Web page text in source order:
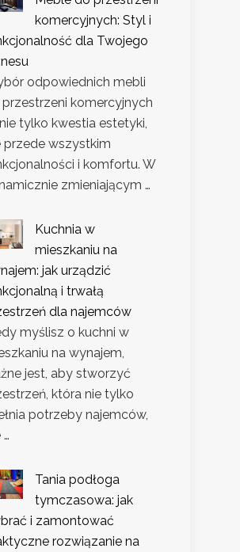
komercyjnych: Styl i
dla Twojego
odpowiednich mebli
komercyjnych
tylko kwestia estetyki,
przede wszystkim
i komfortu. W
zmieniającym …
Kuchnia w
mieszkaniu na
jak urządzić
i trwałą
dla najemców
myślisz o kuchni w
na wynajem,
jest, aby stworzyć
która nie tylko
potrzeby najemców,
…
Tania podłoga
tymczasowa: jak
i zamontować
rozwiązanie na